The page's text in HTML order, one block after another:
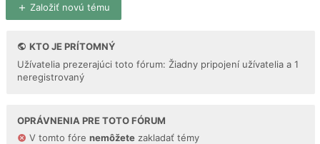
Založiť novú tému
KTO JE PRÍTOMNÝ
Užívatelia prezerajúci toto fórum: Žiadny pripojení užívatelia a 1
neregistrovaný
OPRÁVNENIA PRE TOTO FÓRUM
V tomto fóre nemôžete zakladať témy